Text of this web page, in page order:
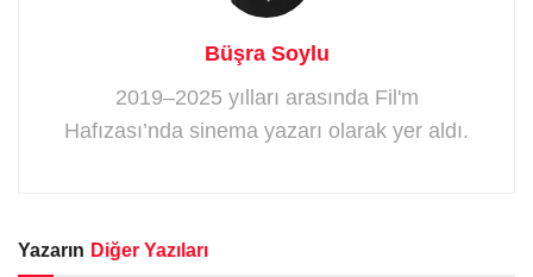
Büşra Soylu
2019–2025 yılları arasında Fil'm
Hafızası’nda sinema yazarı olarak yer aldı.
Yazarın Diğer Yazıları